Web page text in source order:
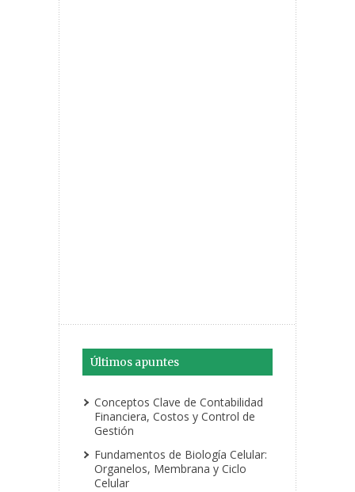
Últimos apuntes
Conceptos Clave de Contabilidad
Financiera, Costos y Control de
Gestión
Fundamentos de Biología Celular:
Organelos, Membrana y Ciclo
Celular